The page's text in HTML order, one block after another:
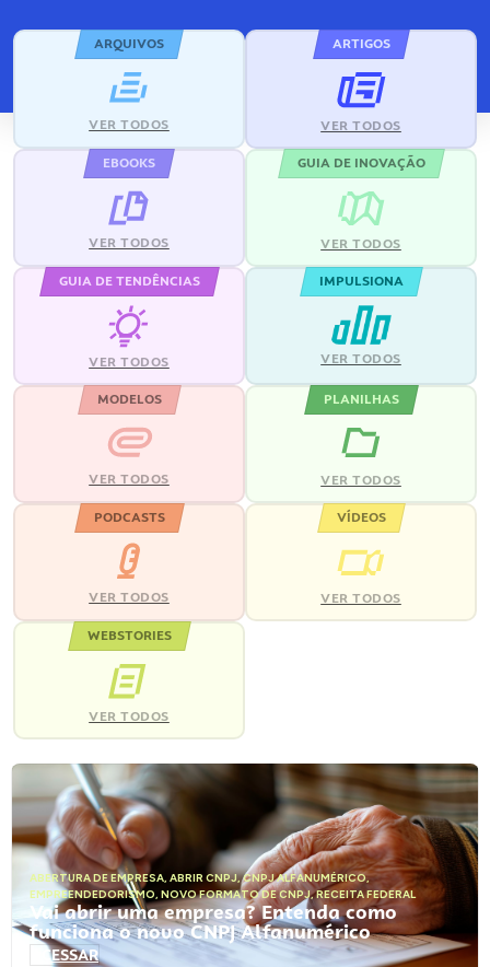
ARQUIVOS
VER TODOS
ARTIGOS
VER TODOS
EBOOKS
VER TODOS
GUIA DE INOVAÇÃO
VER TODOS
GUIA DE TENDÊNCIAS
VER TODOS
IMPULSIONA
VER TODOS
MODELOS
VER TODOS
PLANILHAS
VER TODOS
PODCASTS
VER TODOS
VÍDEOS
VER TODOS
WEBSTORIES
VER TODOS
ABERTURA DE EMPRESA, ABRIR CNPJ,CNPJ ALFANUMÉRICO,
EMPREENDEDORISMO, NOVO FORMATO DE CNPJ,RECEITA FEDERAL
Vai abrir uma empresa? Entenda como
funciona o novo CNPJ Alfanumérico
ACESSAR